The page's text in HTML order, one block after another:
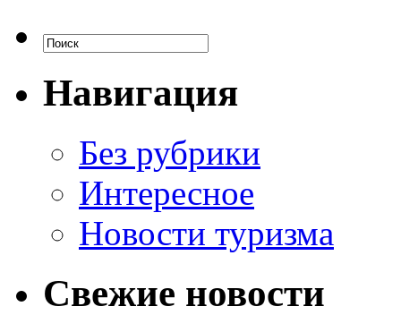
Навигация
Без рубрики
Интересное
Новости туризма
Свежие новости